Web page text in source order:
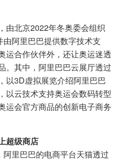
，由北京2022年冬奥委会组织
阿里巴巴提供数字技术支
运合作伙伴外，还让奥运迷透
。其中，阿里巴巴云展厅透过
以3D虚拟展览介绍阿里巴巴
以云技术支持奥运会数码转型
运会官方商品的创新电子商务
超级商店
里巴巴的电商平台天猫透过